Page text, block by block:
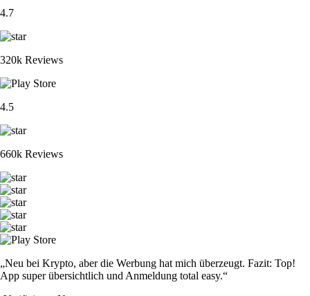
4.7
320k Reviews
4.5
660k Reviews
„Neu bei Krypto, aber die Werbung hat mich überzeugt. Fazit: Top!
App super übersichtlich und Anmeldung total easy.“